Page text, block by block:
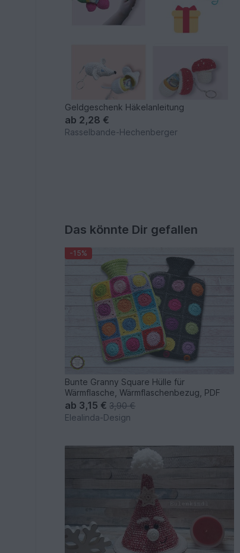
Geldgeschenk Häkelanleitung
ab 2,28 €
Rasselbande-Hechenberger
Das könnte Dir gefallen
-15%
Bunte Granny Square Hülle für
Wärmflasche, Wärmflaschenbezug, PDF
ab 3,15 €3,90 €
Elealinda-Design